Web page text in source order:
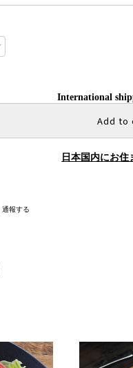
International
Add to
日本国内にお住
通報する